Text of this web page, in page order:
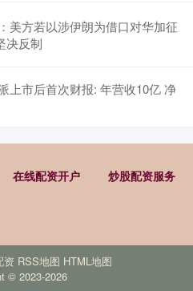
美方若以涉伊朗为借口对华加征
决反制
上市后首次财报: 年营收10亿 净
在线配资开户 炒股配资服务
资 RSS地图 HTML地图
© 2023-2026